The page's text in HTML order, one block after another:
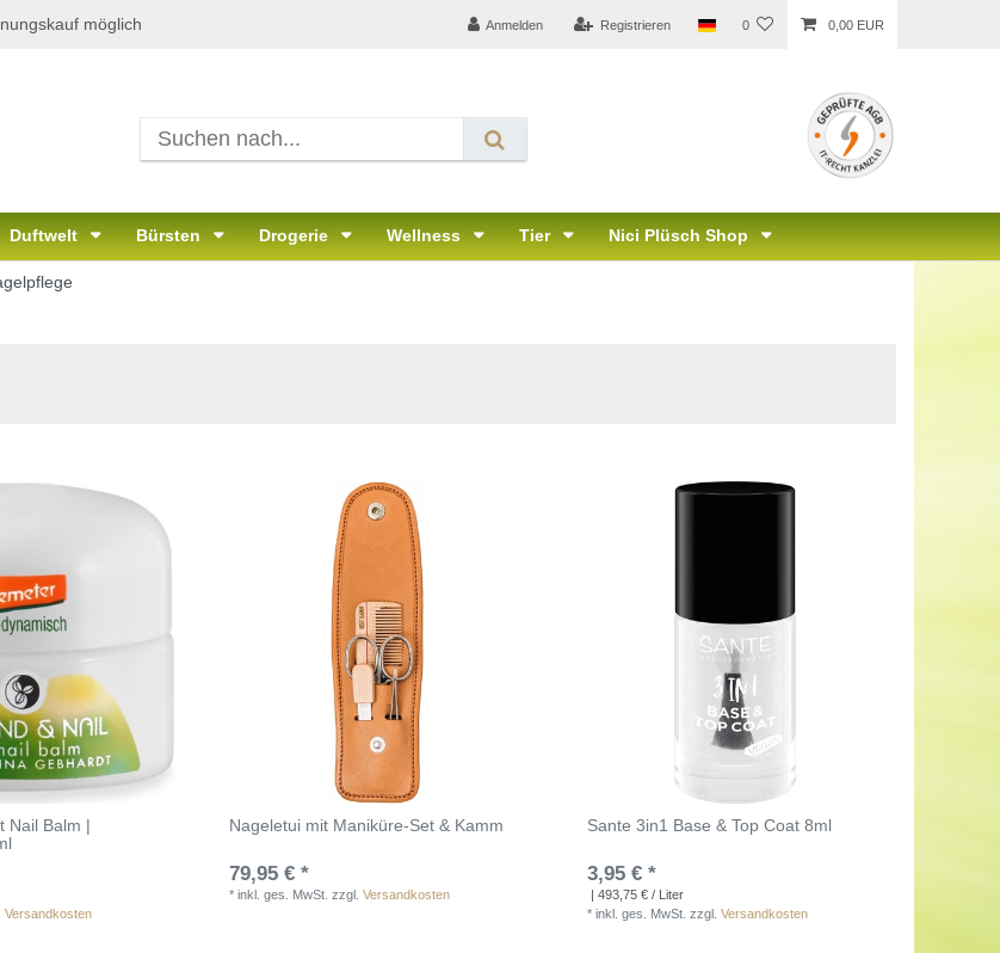
möglich Anmelden Registrieren 0 0,00 EUR
Duftwelt Bürsten Drogerie Wellness Tier Nici Plüsch Shop
Nail Balm |
Versandkosten
Nageletui mit Maniküre-Set & Kamm
79,95 € *
*inkl. ges. MwSt. zzgl.Versandkosten
Sante 3in1 Base & Top Coat 8ml
3,95 € *
| 493,75 € / Liter
*inkl. ges. MwSt. zzgl.Versandkosten